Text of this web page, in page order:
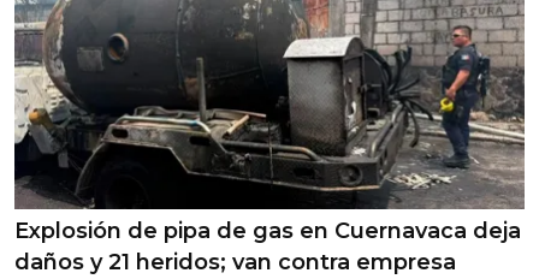
Explosión de pipa de gas en Cuernavaca deja
daños y 21 heridos; van contra empresa